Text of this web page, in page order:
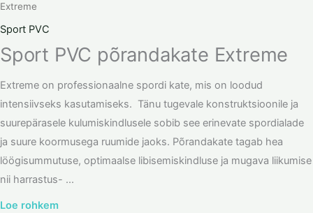
Extreme
Sport PVC
Sport PVC põrandakate Extreme
Extreme on professionaalne spordi kate, mis on loodud
intensiivseks kasutamiseks. Tänu tugevale konstruktsioonile ja
suurepärasele kulumiskindlusele sobib see erinevate spordialade
ja suure koormusega ruumide jaoks. Põrandakate tagab hea
löögisummutuse, optimaalse libisemiskindluse ja mugava liikumise
nii harrastus- ...
Loe rohkem